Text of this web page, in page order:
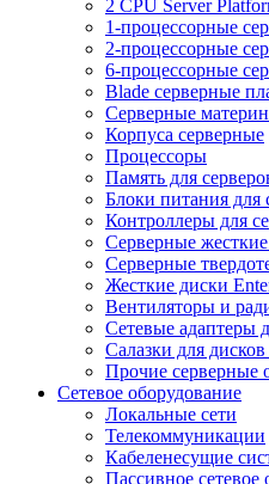
2 CPU Server
1-процессорные
2-процессорные
6-процессорные
Blade серверные
Серверные
Корпуса серверные
Процессоры
Память для
Блоки питания для
Контроллеры для
Серверные
Серверные
Жесткие диски
Вентиляторы и
Сетевые адаптеры
Салазки для
Прочие серверные
Сетевое оборудование
Локальные сети
Телекоммуникации
Кабеленесущие
Пассивное сетевое